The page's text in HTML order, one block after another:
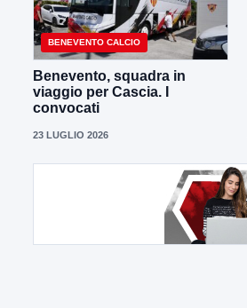
BENEVENTO CALCIO
Benevento, squadra in
viaggio per Cascia. I
convocati
23 LUGLIO 2026